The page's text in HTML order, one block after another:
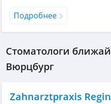
Подробнее
Стоматологи
Вюрцбург
Zahnarztpraxis